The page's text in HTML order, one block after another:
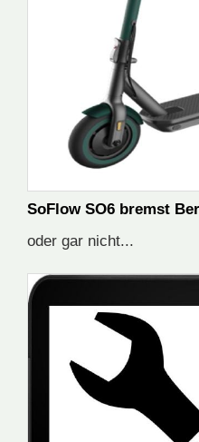
SoFlow SO6 bremst
oder gar nicht...